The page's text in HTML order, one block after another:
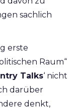
sachlich
erste
Raum“
Talks‘ nicht
darüber
denkt,